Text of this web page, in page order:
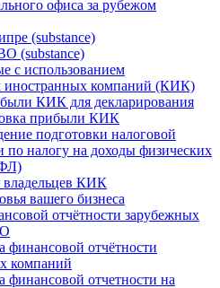
офиса за рубежом
(substance)
(substance)
с использованием
иностранных компаний (КИК)
КИК для декларирования
прибыли КИК
подготовки налоговой
по налогу на доходы физических
владельцев КИК
вашего бизнеса
отчётности зарубежных
финансовой отчётности
компаний
финансовой отчетности на